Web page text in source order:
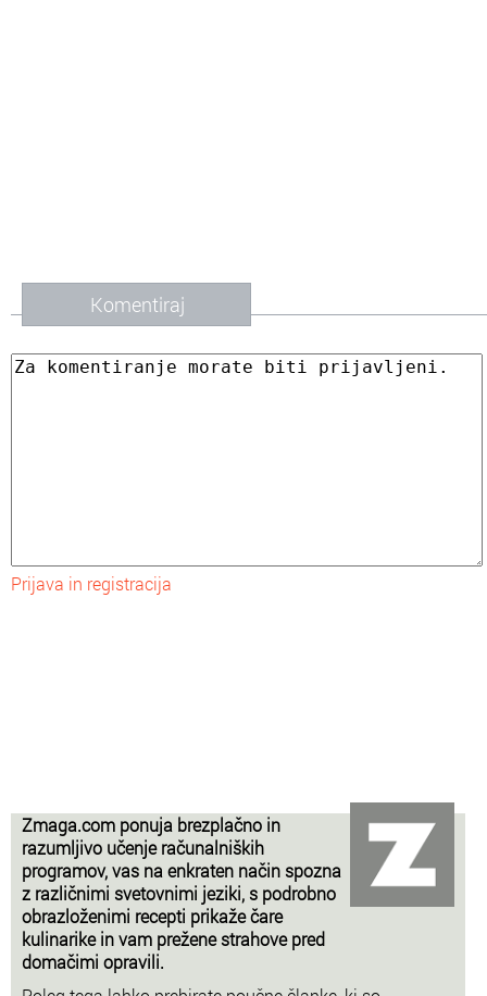
Komentiraj
Prijava in registracija
Zmaga.com ponuja brezplačno in
razumljivo učenje računalniških
programov, vas na enkraten način spozna
z različnimi svetovnimi jeziki, s podrobno
obrazloženimi recepti prikaže čare
kulinarike in vam prežene strahove pred
domačimi opravili.